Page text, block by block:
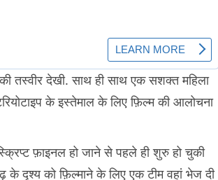
तस्वीर देखी. साथ ही साथ एक सशक्त महिला
के इस्तेमाल के लिए फ़िल्म की आलोचना
फ़ाइनल हो जाने से पहले ही शुरु हो चुकी
के दृश्य को फ़िल्माने के लिए एक टीम वहां भेज दी